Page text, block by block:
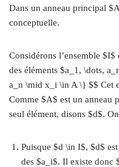
Dans un anneau principal
conceptuelle.
Considérons l’ensemble
des éléments $a_1, \dots,
a_n \mid x_i \in A \} $$ Cet
Comme $A$ est un anneau
seul élément, disons $d$.
Puisque $d \in I$, $d$
des $a_i$. Il existe donc